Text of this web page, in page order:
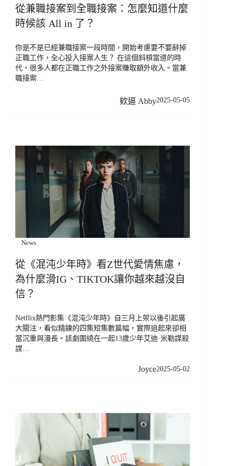
從兼職接案到全職接案：怎麼知道什麼
時候該 All in 了？
你是不是已經兼職接案一段時間，開始考慮要不要辭掉
正職工作，全心投入接案人生？ 在這個斜槓當道的時
代，很多人都在正職工作之外接案賺取額外收入。當兼
職接案…
欸逼 Abby2025-05-05
News
從《混沌少年時》看Z世代愛情焦慮，
為什麼滑IG、TIKTOK讓你越來越沒自
信？
Netflix熱門影集《混沌少年時》自三月上架以後引起廣
大關注，看似精鍊的四集短集數篇幅，實際追起來卻相
當沉重與漫長。該劇圍繞在一起13歲少年艾迪·米勒謀殺
謀…
Joyce2025-05-02